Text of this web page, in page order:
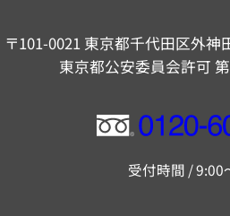
〒101-0021 東京都千代田区外神
東京都公安委員会許可
フ
ー
受付時間 / 9:00